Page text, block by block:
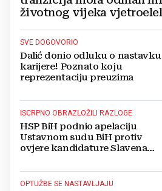
životnog vijeka
SVE DOGOVORIO
Dalić donio odluku o nastavku
karijere! Poznato koju
reprezentaciju preuzima
ISCRPNO OBRAZLOŽILI RAZLOGE
HSP BiH podnio apelaciju
Ustavnom sudu BiH protiv
ovjere kandidature Slavena
OPTUŽBE SE NASTAVLJAJU